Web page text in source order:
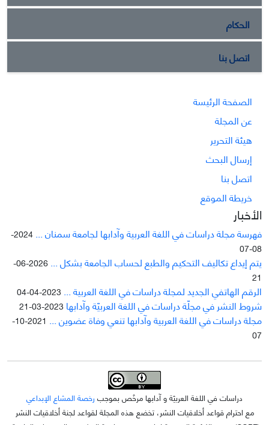
الحكام
اتصل بنا
الصفحة الرئيسة
عن المجلة
هيئة التحرير
إرسال البحث
اتصل بنا
خريطة الموقع
الأخبار
فهرسة مجلة دراسات في اللغة العربية وآدابها لجامعة سمنان ...
2024-
08-07
يتم إيداع تکاليف التحکيم والطبع لحساب الجامعة بشکل ...
2026-06-
21
الرقم الهاتفي الجديد لمجلة دراسات في اللغة العربية ... 2023-04-04
شروط النشر في مجلّة دراسات في اللغة العربيّة وآدابها 2023-03-21
مجلة دراسات في اللغة العربية وآدابها تنعي وفاة عضوين ...
2021-10-
07
دراسات في اللغة العربيّة و آدابها مرخّص بموجب رخصة المشاع الإبداعي
مع احترام قواعد أخلاقيات النشر، تخضع هذه المجلة لقواعد لجنة أخلاقيات النشر